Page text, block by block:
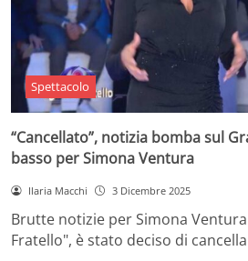
Spettacolo
“Cancellato”, notizia bomba sul
basso per Simona Ventura
Ilaria Macchi 3 Dicembre 2025
Brutte notizie per Simona
Fratello", è stato deciso di